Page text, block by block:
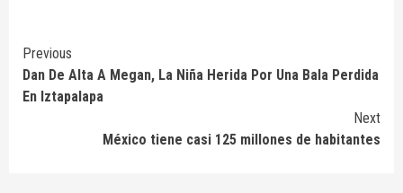
Continue
Reading
Previous
Dan De Alta A Megan, La Niña Herida Por Una Bala Perdida
En Iztapalapa
Next
México tiene casi 125 millones de habitantes